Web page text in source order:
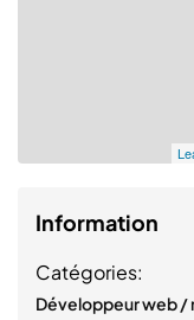
Information
Catégories:
Développeur web /